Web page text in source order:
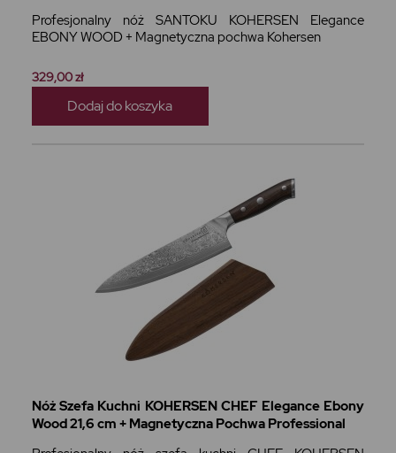
Profesjonalny nóż SANTOKU KOHERSEN Elegance
EBONY WOOD + Magnetyczna pochwa Kohersen
329,00 zł
Dodaj do koszyka
Nóż Szefa Kuchni KOHERSEN CHEF Elegance Ebony
Wood 21,6 cm + Magnetyczna Pochwa Professional